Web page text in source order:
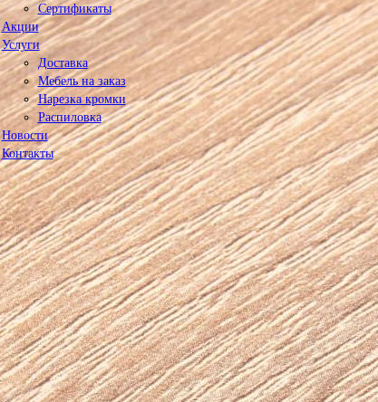
Сертификаты
Акции
Услуги
Доставка
Мебель на заказ
Нарезка кромки
Распиловка
Новости
Контакты